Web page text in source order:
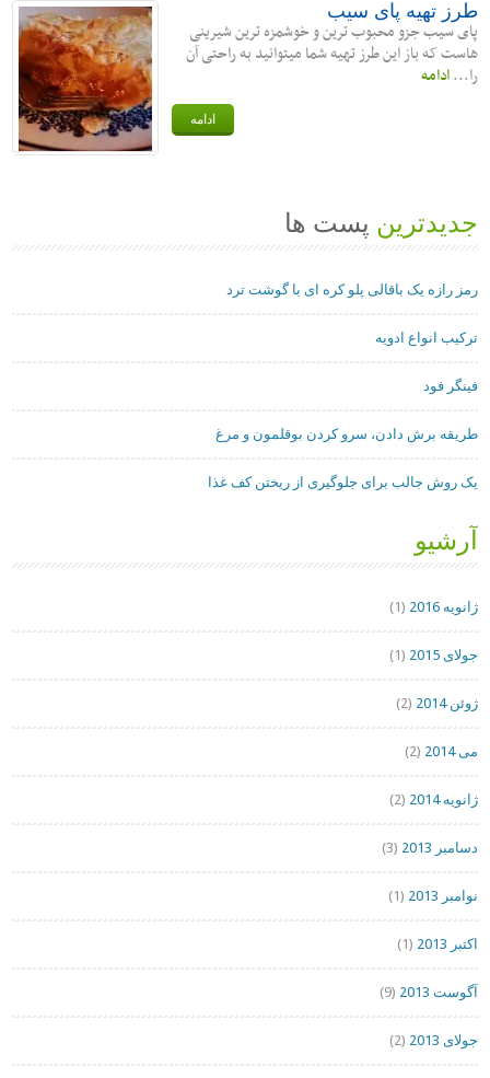
طرز تهیه پای سیب
پای سیب جزو محبوب ترین و خوشمزه ترین شیرینی
هاست که باز این طرز تهیه شما میتوانید به راحتی آن
را...ادامه
ادامه
جدیدترین پست ها
رمز رازه یک باقالی پلو کره ای با گوشت ترد
ترکیب انواع ادویه
فینگر فود
طریقه برش دادن، سرو کردن بوقلمون و مرغ
یک روش جالب برای جلوگیری از ریختن کف غذا
آرشیو
ژانویه 2016 (1)
جولای 2015 (1)
ژوئن 2014 (2)
می 2014 (2)
ژانویه 2014 (2)
دسامبر 2013 (3)
نوامبر 2013 (1)
اکتبر 2013 (1)
آگوست 2013 (9)
جولای 2013 (2)